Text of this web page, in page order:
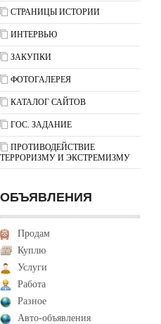
СТРАНИЦЫ ИСТОРИИ
ИНТЕРВЬЮ
ЗАКУПКИ
ФОТОГАЛЕРЕЯ
КАТАЛОГ САЙТОВ
ГОС. ЗАДАНИЕ
ПРОТИВОДЕЙСТВИЕ
ТЕРРОРИЗМУ И ЭКСТРЕМИЗМУ
ОБЪЯВЛЕНИЯ
Продам
Куплю
Услуги
Работа
Разное
Авто-объявления